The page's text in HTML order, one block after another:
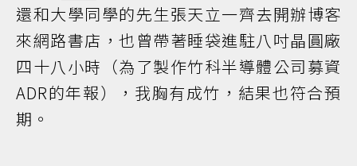
還和大學同學的先生張天立一齊去開辦博客
來網路書店，也曾帶著睡袋進駐八吋晶圓廠
四十八小時（為了製作竹科半導體公司募資
ADR的年報），我胸有成竹，結果也符合預
期。